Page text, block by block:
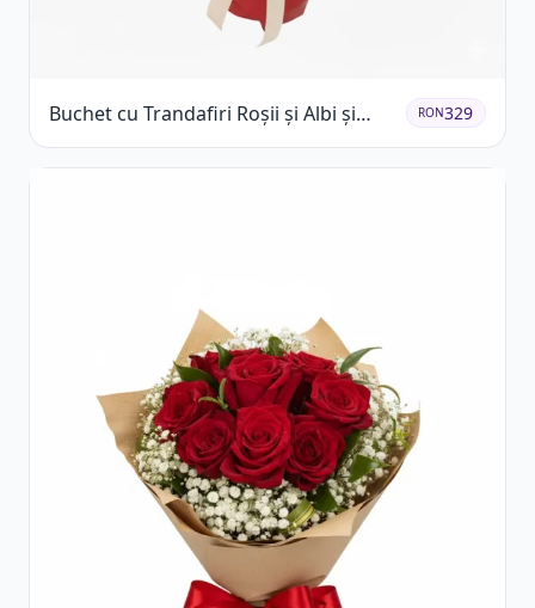
Buchet cu Trandafiri Roșii și Albi și
Gypsophila
RON329